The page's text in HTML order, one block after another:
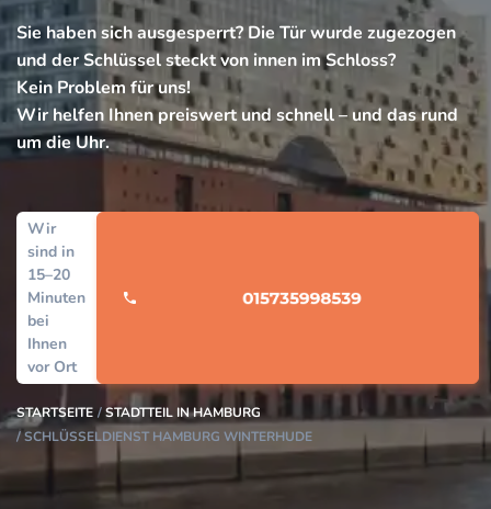
Sie haben sich ausgesperrt? Die Tür wurde zugezogen
und der Schlüssel steckt von innen im Schloss?
Kein Problem für uns!
Wir helfen Ihnen preiswert und schnell – und das rund
um die Uhr.
Wir
sind in
15–20
Minuten
bei
Ihnen
vor Ort
STARTSEITE
STADTTEIL IN HAMBURG
SCHLÜSSELDIENST HAMBURG WINTERHUDE